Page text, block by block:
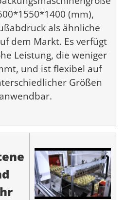
(mm),
als ähnliche
dem Markt. Es verfügt
Leistung, die weniger
und ist flexibel auf
Größen
anwendbar.